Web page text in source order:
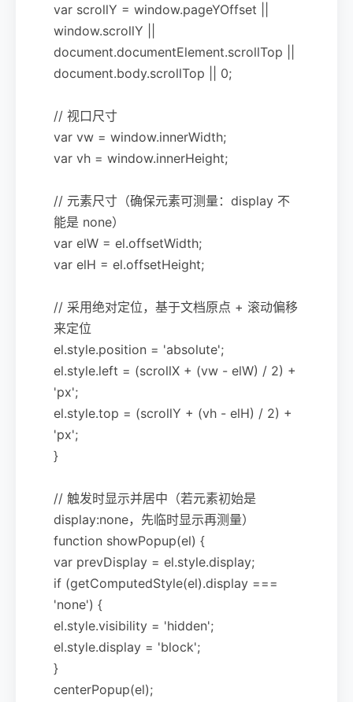
var scrollY = window.pageYOffset ||
window.scrollY ||
document.documentElement.scrollTop ||
document.body.scrollTop || 0;
// 视口尺寸
var vw = window.innerWidth;
var vh = window.innerHeight;
// 元素尺寸（确保元素可测量：display 不
能是 none）
var elW = el.offsetWidth;
var elH = el.offsetHeight;
// 采用绝对定位，基于文档原点 + 滚动偏移
来定位
el.style.position = 'absolute';
el.style.left = (scrollX + (vw - elW) / 2) +
'px';
el.style.top = (scrollY + (vh - elH) / 2) +
'px';
}
// 触发时显示并居中（若元素初始是
display:none，先临时显示再测量）
function showPopup(el) {
var prevDisplay = el.style.display;
if (getComputedStyle(el).display ===
'none') {
el.style.visibility = 'hidden';
el.style.display = 'block';
}
centerPopup(el);